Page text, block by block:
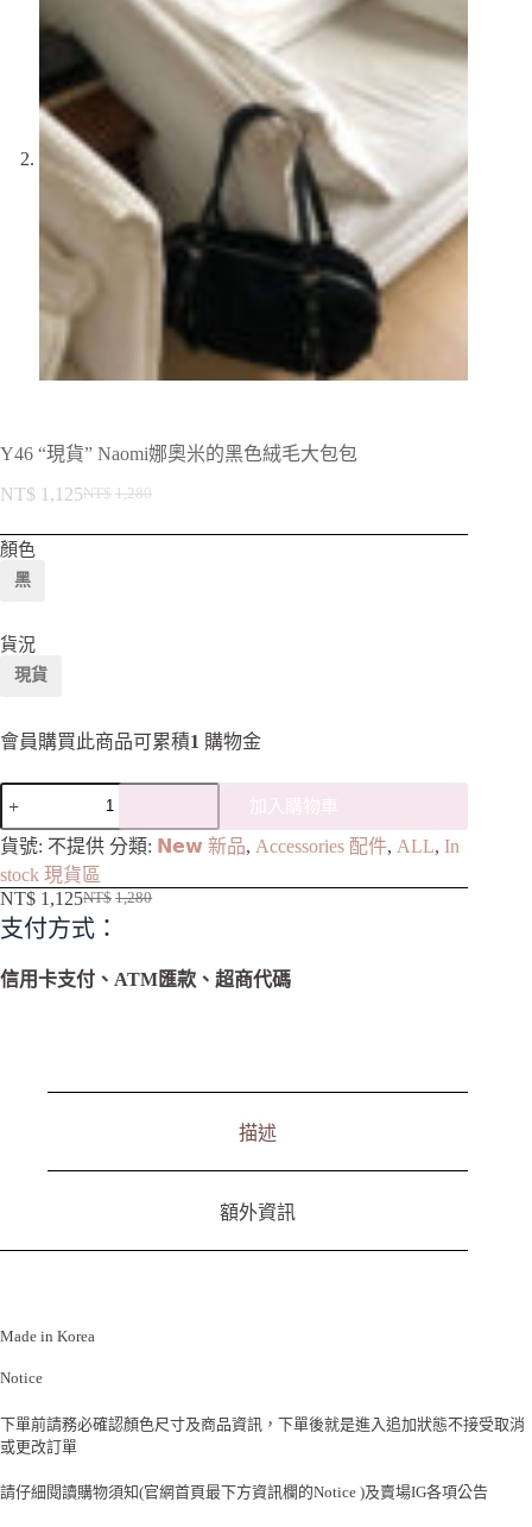
Y46 “現貨” Naomi娜奧米的黑色絨毛大包包
NT$ 1,280
NT$ 1,125
顏色
黑
貨況
現貨
會員購買此商品可累積1 購物金
加入購物車
A
l
t
e
r
a
t
貨號: 不提供 分類: 𝗡𝗲𝘄 新品, Accessories 配件, ALL, In
stock 現貨區
NT$ 1,280
NT$ 1,125
支付方式：
信用卡支付、ATM匯款、超商代碼
描述
額外資訊
Made in Korea
Notice
下單前請務必確認顏色尺寸及商品資訊，下單後就是進入追加狀態不接受取消
或更改訂單
請仔細閱讀購物須知(官網首頁最下方資訊欄的Notice )及賣場IG各項公告